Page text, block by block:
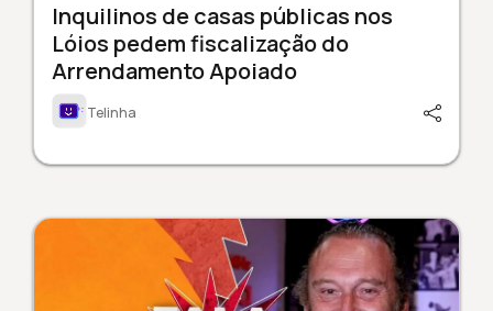
Inquilinos de casas públicas nos
Lóios pedem fiscalização do
Arrendamento Apoiado
Telinha